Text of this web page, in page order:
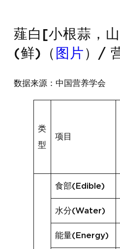
薤白[小根蒜，
(鲜)（ 图片 ）/
数据来源：中国营养学会
类
型
项目
食部(Edible)
水分(Water)
能量(Energy)